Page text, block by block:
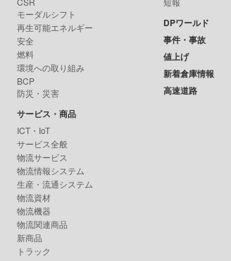
モーダルシフト
再生可能エネルギー
安全
燃料
環境への取り組み
BCP
防災・災害
サービス・商品
ICT・IoT
サービス全般
物流サービス
物流情報システム
生産・流通システム
物流資材
物流機器
物流関連商品
新商品
トラック
DPワールド
事件・事故
値上げ
新着倉庫情報
高速道路